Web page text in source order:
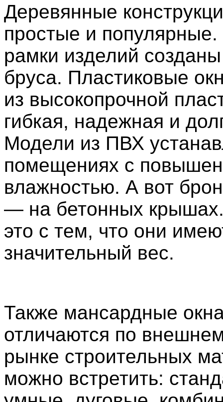
Деревянные
простые и популярные.
рамки изделий
бруса. Пластиковые
из высокопрочной
гибкая, надежная и
Модели из ПВХ
помещениях с
влажностью. А вот
— на бетонных
это с тем, что они
значительный вес.
Также мансардные
отличаются по
рынке строительных
можно встретить: